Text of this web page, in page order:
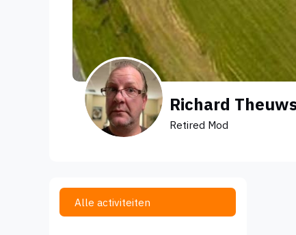
Richard
Retired Mod
Alle activiteiten